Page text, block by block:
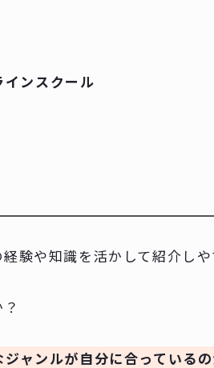
ンスクール
験や知識を活かして紹介しや
ジャンルが自分に合っている